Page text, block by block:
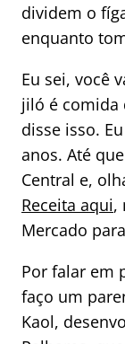
dividem o
enquanto
Eu sei, você
jiló é comida
disse isso.
anos. Até
Central e,
Receita aqui,
Mercado
Por falar em
faço um
Kaol,